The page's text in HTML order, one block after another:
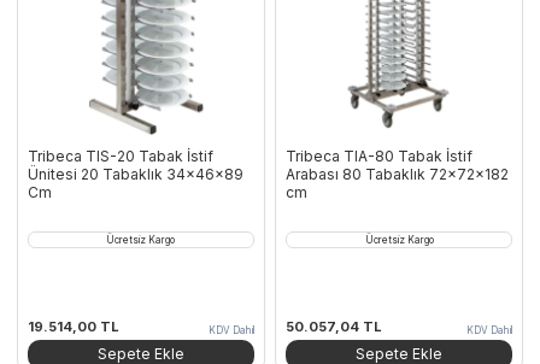
Tribeca TIS-20 Tabak İstif
Ünitesi 20 Tabaklık 34x46x89
Cm
Ücretsiz Kargo
19.514,00 TL KDV Dahil
Sepete Ekle
Tribeca TIA-80 Tabak İstif
Arabası 80 Tabaklık 72x72x182
cm
Ücretsiz Kargo
50.057,04 TL KDV Dahil
Sepete Ekle